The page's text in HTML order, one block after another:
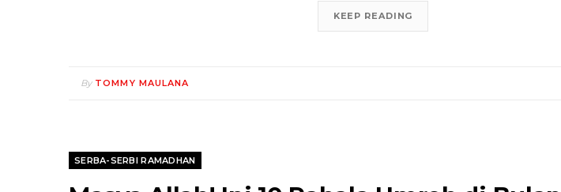
KEEP READING
By TOMMY MAULANA
SERBA-SERBI RAMADHAN